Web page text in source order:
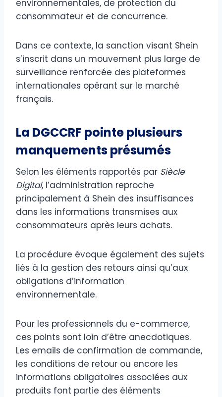
environnementales, de protection du
consommateur et de concurrence.
Dans ce contexte, la sanction visant Shein
s’inscrit dans un mouvement plus large de
surveillance renforcée des plateformes
internationales opérant sur le marché
français.
La DGCCRF pointe plusieurs
manquements présumés
Selon les éléments rapportés par Siècle
Digital, l’administration reproche
principalement à Shein des insuffisances
dans les informations transmises aux
consommateurs après leurs achats.
La procédure évoque également des sujets
liés à la gestion des retours ainsi qu’aux
obligations d’information
environnementale.
Pour les professionnels du e-commerce,
ces points sont loin d’être anecdotiques.
Les emails de confirmation de commande,
les conditions de retour ou encore les
informations obligatoires associées aux
produits font partie des éléments